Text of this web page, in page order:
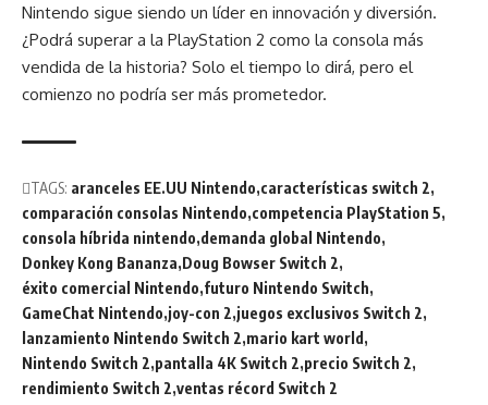
Nintendo sigue siendo un líder en innovación y diversión.
¿Podrá superar a la PlayStation 2 como la consola más
vendida de la historia? Solo el tiempo lo dirá, pero el
comienzo no podría ser más prometedor.
TAGS: aranceles EE.UU Nintendo características switch 2
comparación consolas Nintendo competencia PlayStation 5
consola híbrida nintendo demanda global Nintendo
Donkey Kong Bananza Doug Bowser Switch 2
éxito comercial Nintendo futuro Nintendo Switch
GameChat Nintendo joy-con 2 juegos exclusivos Switch 2
lanzamiento Nintendo Switch 2 mario kart world
Nintendo Switch 2 pantalla 4K Switch 2 precio Switch 2
rendimiento Switch 2 ventas récord Switch 2